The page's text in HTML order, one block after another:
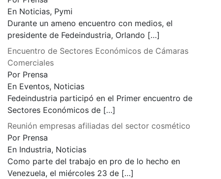
En Noticias, Pymi
Durante un ameno encuentro con medios, el
presidente de Fedeindustria, Orlando […]
Encuentro de Sectores Económicos de Cámaras
Comerciales
Por Prensa
En Eventos, Noticias
Fedeindustria participó en el Primer encuentro de
Sectores Económicos de […]
Reunión empresas afiliadas del sector cosmético
Por Prensa
En Industria, Noticias
Como parte del trabajo en pro de lo hecho en
Venezuela, el miércoles 23 de […]